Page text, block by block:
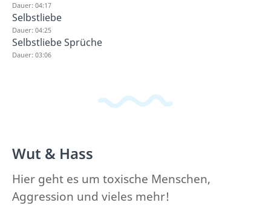
Dauer: 04:17
Selbstliebe
Dauer: 04:25
Selbstliebe Sprüche
Dauer: 03:06
Wut & Hass
Hier geht es um toxische Menschen,
Aggression und vieles mehr!